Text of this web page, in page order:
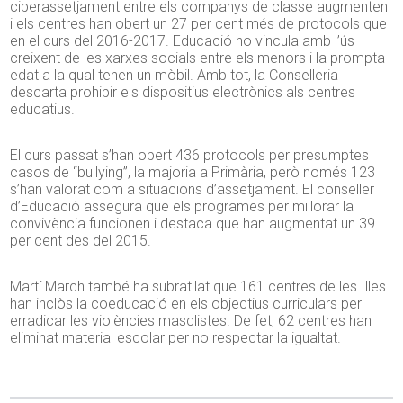
ciberassetjament entre els companys de classe augmenten
i els centres han obert un 27 per cent més de protocols que
en el curs del 2016-2017. Educació ho vincula amb l’ús
creixent de les xarxes socials entre els menors i la prompta
edat a la qual tenen un mòbil. Amb tot, la Conselleria
descarta prohibir els dispositius electrònics als centres
educatius.
El curs passat s’han obert 436 protocols per presumptes
casos de “bullying”, la majoria a Primària, però només 123
s’han valorat com a situacions d’assetjament. El conseller
d’Educació assegura que els programes per millorar la
convivència funcionen i destaca que han augmentat un 39
per cent des del 2015.
Martí March també ha subratllat que 161 centres de les Illes
han inclòs la coeducació en els objectius curriculars per
erradicar les violències masclistes. De fet, 62 centres han
eliminat material escolar per no respectar la igualtat.